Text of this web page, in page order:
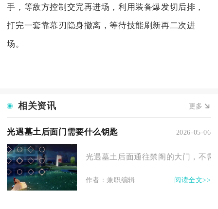
手，等敌方控制交完再进场，利用装备爆发切后排，
打完一套靠幕刃隐身撤离，等待技能刷新再二次进
场。
相关资讯 更多
光遇墓土后面门需要什么钥匙 2026-05-06
光遇墓土后面通往禁阁的大门，不
作者：兼职编辑 阅读全文>>